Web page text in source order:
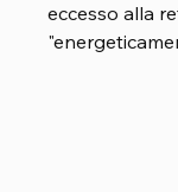
eccesso alla